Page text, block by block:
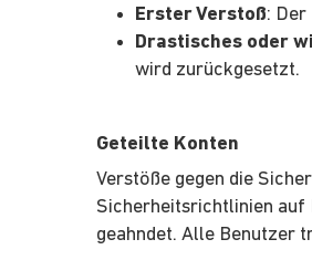
Erster Verstoß:
Drastisches oder
wird zurückgesetzt.
Geteilte Konten
Verstöße gegen die
Sicherheitsrichtlinien auf
geahndet. Alle Benutzer